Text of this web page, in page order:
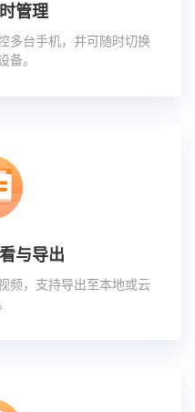
管理
多台手机，并可随时切换
备。
与导出
频，支持导出至本地或云